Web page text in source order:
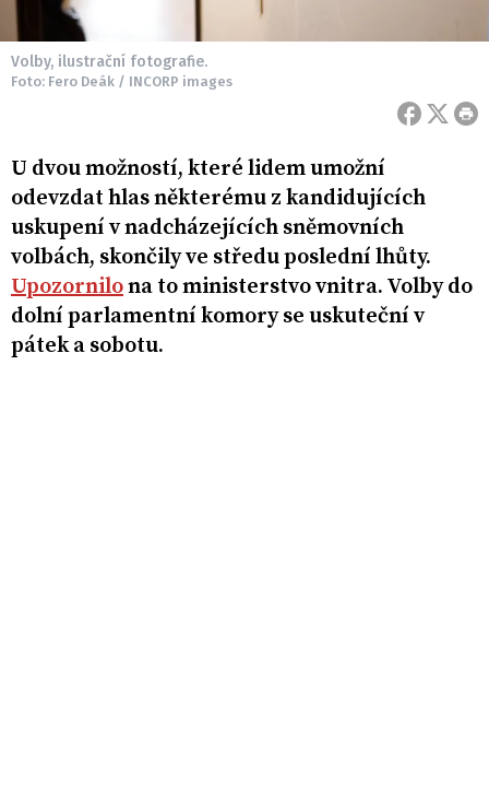
Volby, ilustrační fotografie.
Foto: Fero Deák / INCORP images
U dvou možností, které lidem umožní
odevzdat hlas některému z kandidujících
uskupení v nadcházejících sněmovních
volbách, skončily ve středu poslední lhůty.
Upozornilona to ministerstvo vnitra. Volby do
dolní parlamentní komory se uskuteční v
pátek a sobotu.